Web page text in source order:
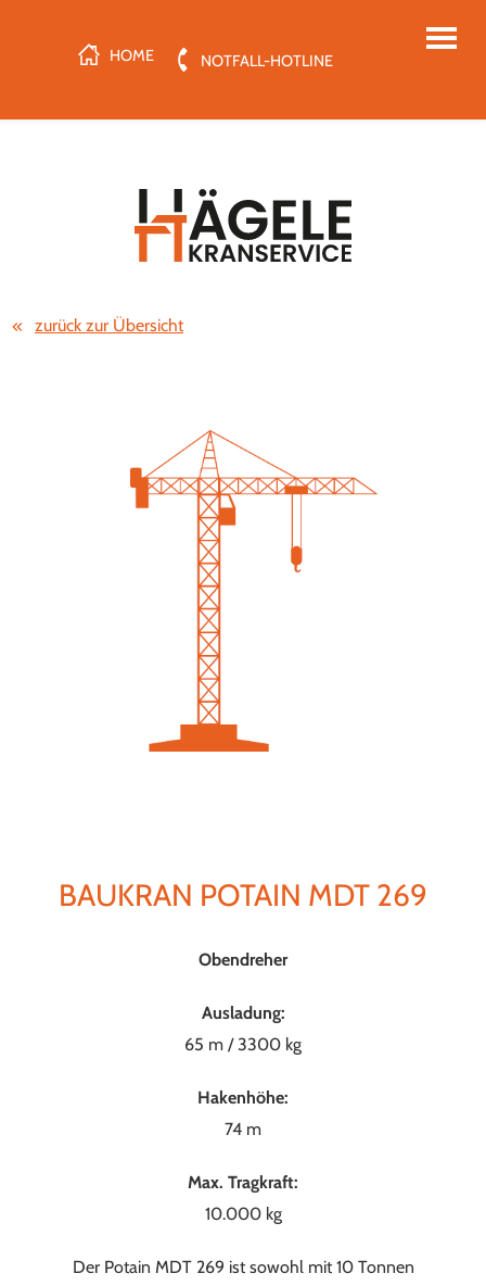
HOME NOTFALL-HOTLINE
zurück zur Übersicht
BAUKRAN POTAIN MDT 269
Obendreher
Ausladung:
65 m / 3300 kg
Hakenhöhe:
74 m
Max. Tragkraft:
10.000 kg
Der Potain MDT 269 ist sowohl mit 10 Tonnen